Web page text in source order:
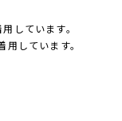
しています。
しています。